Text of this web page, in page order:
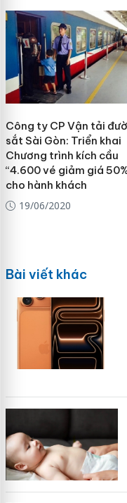
Công ty CP Vận tải
sắt Sài Gòn: Triển khai
Chương trình kích cầu
“4.600 vé giảm giá
cho hành khách
19/06/2020
Bài viết khác